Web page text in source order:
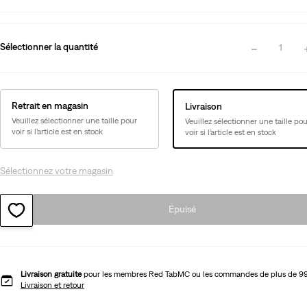
Sélectionner la quantité 1
Retrait en magasin
Veuillez sélectionner une taille pour
voir si l’article est en stock
Livraison
Veuillez sélectionner une taille
voir si l’article est en stock
Sélectionnez votre magasin
Épuisé
Livraison gratuitepour les membres Red TabMC ou les commandes de plus de
Livraison et retour